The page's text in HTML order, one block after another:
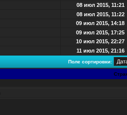
08 июл 2015, 11:21
08 июл 2015, 11:22
09 июл 2015, 14:18
09 июл 2015, 17:25
10 июл 2015, 22:27
11 июл 2015, 21:16
Поле сортировки: